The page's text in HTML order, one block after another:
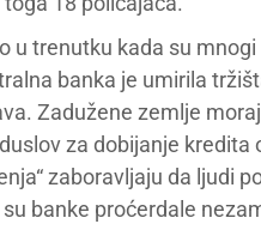
u trenutku kada su
banka je umirila
Zadužene zemlje
za dobijanje kredita
zaboravljaju da ljudi
banke proćerdale